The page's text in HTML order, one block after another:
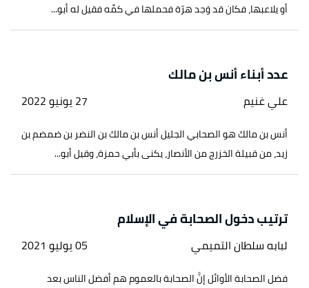
أو يلاعبها، فكان قد وَجد هرّة فحملها في كمِّه فقيل له أبو...
عدد أبناء أنس بن مالك
علي غنيم 27 يونيو 2022
أنس بن مالك هو الصحابي الجليل أنس بن مالك بن النضر بن ضمضم بن
زيد، من قبيلة الخزرج من الأنصار، يكنى بأبي حمزة، وقيل أبو...
ترتيب دخول الصحابة في الإسلام
لبابه سلطان التميمي 05 يوليو 2021
فضل الصحابة الأوائل إنَّ الصحابة بالعموم هم أفضل الناس بعد